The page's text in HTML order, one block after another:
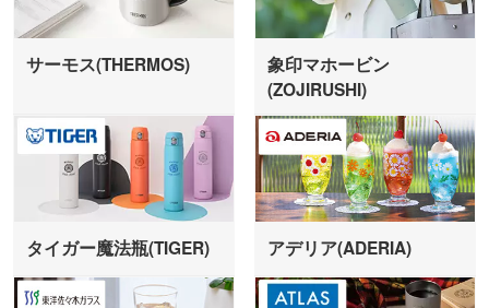
サーモス(THERMOS)
象印マホービン
(ZOJIRUSHI)
タイガー魔法瓶(TIGER) アデリア(ADERIA)